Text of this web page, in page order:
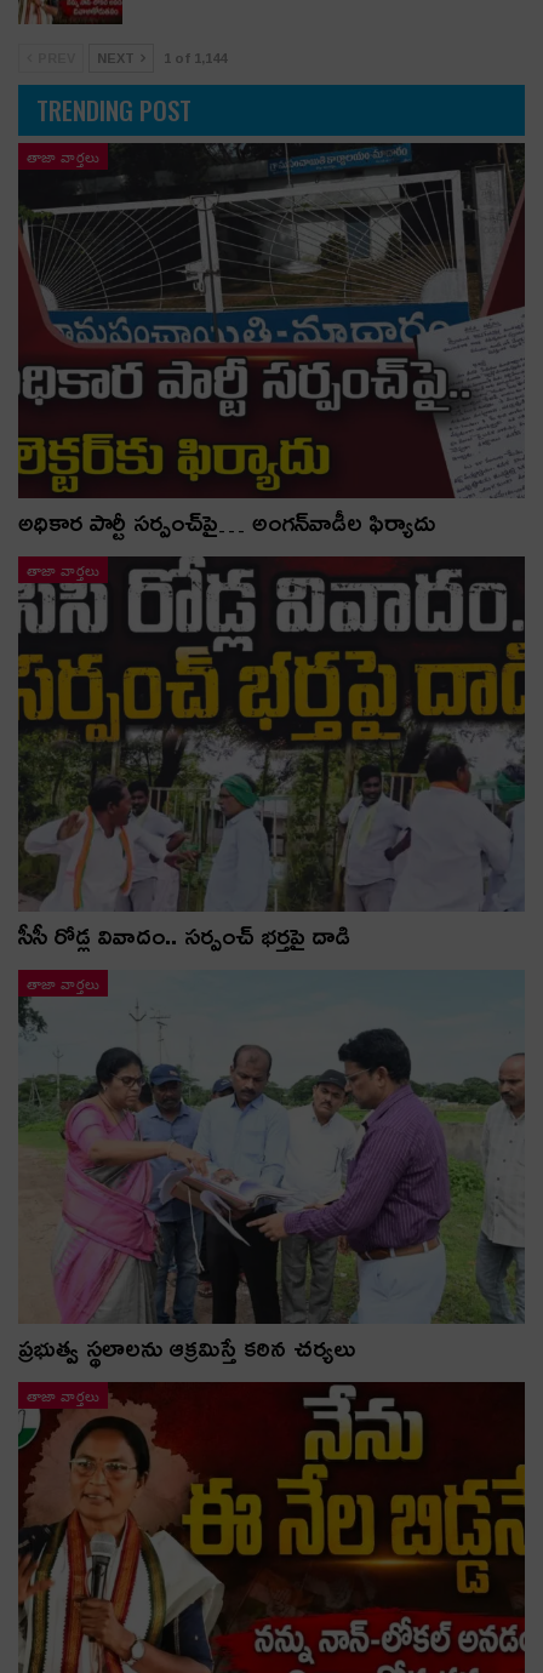
NEXT 1 of 1,144
TRENDING POST
తాజా వార్తలు
అధికార పార్టీ స‌ర్పంచ్‌పై… అంగ‌న్‌వాడీల ఫిర్యాదు
తాజా వార్తలు
సీసీ రోడ్ల వివాదం.. స‌ర్పంచ్ భ‌ర్త‌పై దాడి
తాజా వార్తలు
ప్రభుత్వ స్థలాలను ఆక్రమిస్తే కఠిన చర్యలు
తాజా వార్తలు